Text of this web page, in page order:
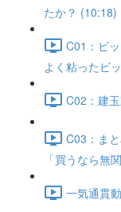
たか？ (10:18)
C01：ビ
よく粘ったビ
C02：建
C03：ま
「買うなら無
一気通貫